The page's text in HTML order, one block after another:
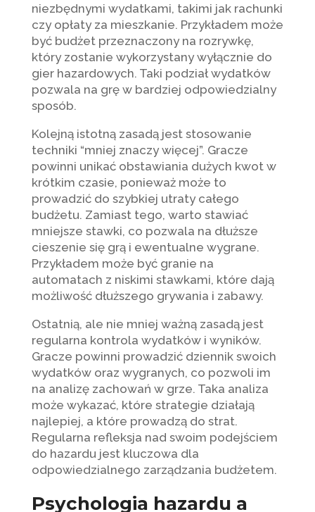
niezbędnymi wydatkami, takimi jak rachunki
czy opłaty za mieszkanie. Przykładem może
być budżet przeznaczony na rozrywkę,
który zostanie wykorzystany wyłącznie do
gier hazardowych. Taki podział wydatków
pozwala na grę w bardziej odpowiedzialny
sposób.
Kolejną istotną zasadą jest stosowanie
techniki “mniej znaczy więcej”. Gracze
powinni unikać obstawiania dużych kwot w
krótkim czasie, ponieważ może to
prowadzić do szybkiej utraty całego
budżetu. Zamiast tego, warto stawiać
mniejsze stawki, co pozwala na dłuższe
cieszenie się grą i ewentualne wygrane.
Przykładem może być granie na
automatach z niskimi stawkami, które dają
możliwość dłuższego grywania i zabawy.
Ostatnią, ale nie mniej ważną zasadą jest
regularna kontrola wydatków i wyników.
Gracze powinni prowadzić dziennik swoich
wydatków oraz wygranych, co pozwoli im
na analizę zachowań w grze. Taka analiza
może wykazać, które strategie działają
najlepiej, a które prowadzą do strat.
Regularna refleksja nad swoim podejściem
do hazardu jest kluczowa dla
odpowiedzialnego zarządzania budżetem.
Psychologia hazardu a